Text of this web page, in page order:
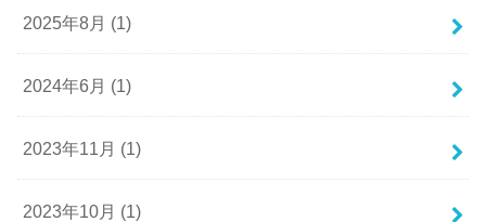
2025年8月 (1)
2024年6月 (1)
2023年11月 (1)
2023年10月 (1)